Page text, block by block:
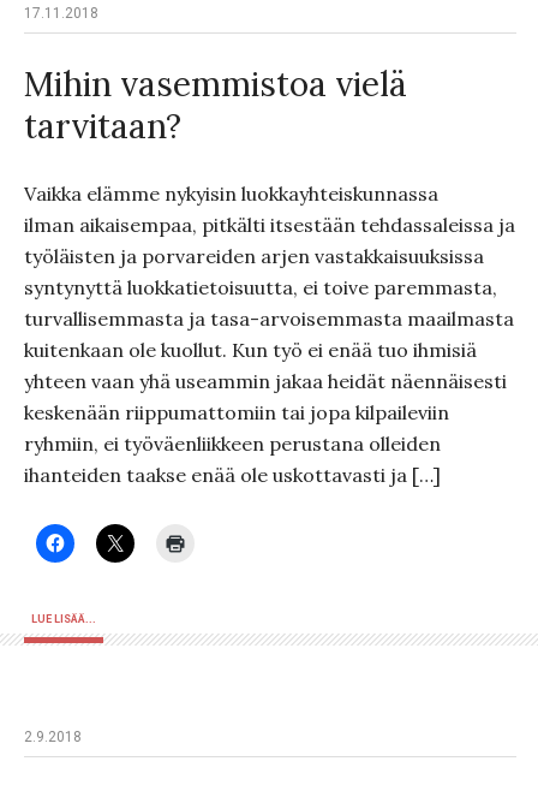
17.11.2018
Mihin vasemmistoa vielä
tarvitaan?
Vaikka elämme nykyisin luokkayhteiskunnassa
ilman aikaisempaa, pitkälti itsestään tehdassaleissa ja
työläisten ja porvareiden arjen vastakkaisuuksissa
syntynyttä luokkatietoisuutta, ei toive paremmasta,
turvallisemmasta ja tasa-arvoisemmasta maailmasta
kuitenkaan ole kuollut. Kun työ ei enää tuo ihmisiä
yhteen vaan yhä useammin jakaa heidät näennäisesti
keskenään riippumattomiin tai jopa kilpaileviin
ryhmiin, ei työväenliikkeen perustana olleiden
ihanteiden taakse enää ole uskottavasti ja […]
LUE LISÄÄ...
2.9.2018